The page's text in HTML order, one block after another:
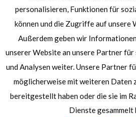
19.02.2024
16.02.2024
14.02.2024
Wähle eine
personalisieren, Funktionen für
können und die Zugriffe auf unsere
Außerdem geben wir
unserer Website an unsere Partner
und Analysen weiter. Unsere Partner
möglicherweise mit weiteren Daten
bereitgestellt haben oder die sie im
Dienste gesammelt